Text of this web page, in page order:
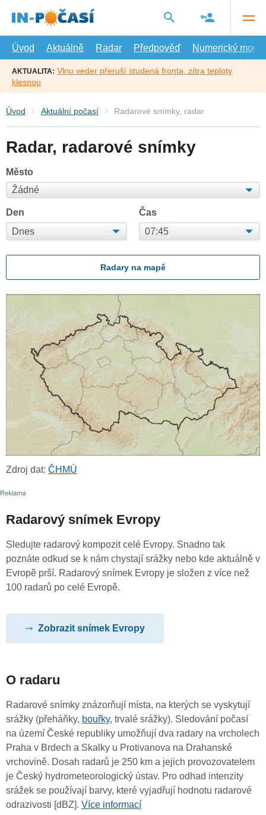
hlavní
Úvod
Aktuálně Radar Předpověď Numerický model
AKTUALITA: Vlnu veder přeruší studená fronta, zítra teploty
klesnou
Úvod Aktuální počasí Radarové snímky, radar
Radar, radarové snímky
Město
Den Čas
Radary na mapě
Zdroj dat: ČHMÚ
Radarový snímek Evropy
Sledujte radarový kompozit celé Evropy. Snadno tak
poznáte odkud se k nám chystají srážky nebo kde aktuálně v
Evropě prší. Radarový snímek Evropy je složen z více než
100 radarů po celé Evropě.
Zobrazit snímek Evropy
O radaru
Radarové snímky znázorňují místa, na kterých se vyskytují
srážky (přeháňky, bouřky, trvalé srážky). Sledování počasí
na území České republiky umožňují dva radary na vrcholech
Praha v Brdech a Skalky u Protivanova na Drahanské
vrchovině. Dosah radarů je 250 km a jejich provozovatelem
je Český hydrometeorologický ústav. Pro odhad intenzity
srážek se používají barvy, které vyjadřují hodnotu radarové
odrazivosti [dBZ]. Více informací